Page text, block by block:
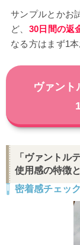
サンプルとかお
ど、 30日間の返
なる方はまず1
ヴァント
「ヴァントル
使用感の特徴
密着感チェック